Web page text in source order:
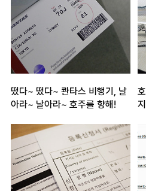
떴다~ 떴다~ 콴타스 비행기, 날
아라~ 날아라~ 호주를 향해!
지